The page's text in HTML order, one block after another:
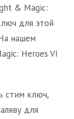
& Magic:
для этой
нашем
Heroes VI
стим ключ,
для